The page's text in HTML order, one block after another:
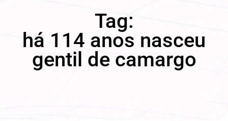
Tag:
há 114 anos nasceu
gentil de camargo